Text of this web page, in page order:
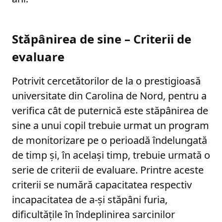
Stăpânirea de sine – Criterii de
evaluare
Potrivit cercetătorilor de la o prestigioasă
universitate din Carolina de Nord, pentru a
verifica cât de puternică este stăpânirea de
sine a unui copil trebuie urmat un program
de monitorizare pe o perioadă îndelungată
de timp şi, în acelaşi timp, trebuie urmată o
serie de criterii de evaluare. Printre aceste
criterii se numără capacitatea respectiv
incapacitatea de a-şi stăpâni furia,
dificultăţile în îndeplinirea sarcinilor